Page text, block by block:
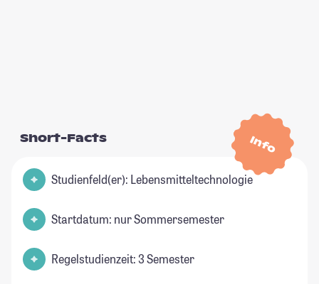
Info
Short-Facts
Studienfeld(er): Lebensmitteltechnologie
Startdatum: nur Sommersemester
Regelstudienzeit: 3 Semester